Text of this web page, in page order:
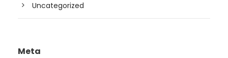
Uncategorized
Meta